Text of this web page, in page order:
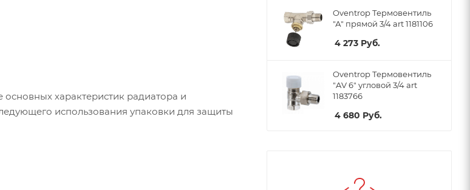
основных характеристик радиатора и
использования упаковки для защиты
Oventrop Термовентиль
"А" прямой 3/4 art 1181106
4 273 Руб.
Oventrop Термовентиль
"AV 6" угловой 3/4 art
1183766
4 680 Руб.